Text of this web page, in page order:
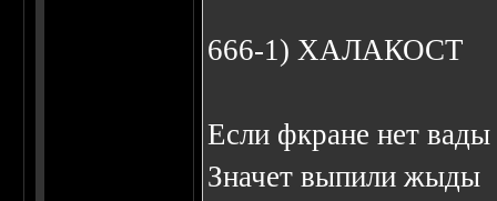
666-1) ХАЛАКОСТ
Если фкране нет вады
Значет выпили жыды